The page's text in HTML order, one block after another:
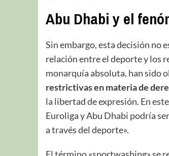
Abu Dhabi y el
Sin embargo, esta decisión no
relación entre el deporte y los
monarquía absoluta, han sido
restrictivas en materia de
la libertad de expresión. En
Euroliga y Abu Dhabi podría
a través del deporte».